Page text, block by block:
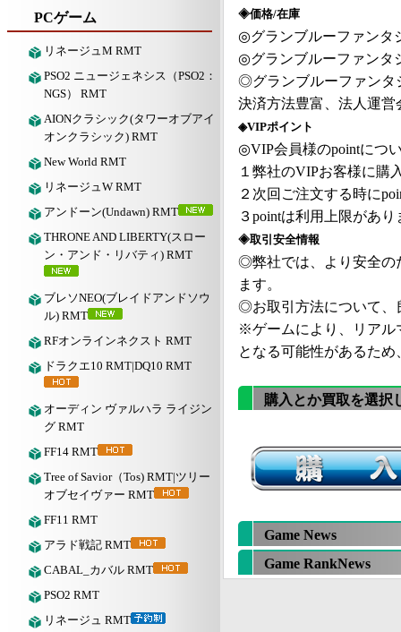
PCゲーム
リネージュM RMT
PSO2 ニュージェネシス（PSO2：
NGS） RMT
AIONクラシック(タワーオブアイ
オンクラシック) RMT
New World RMT
リネージュW RMT
アンドーン(Undawn) RMT
THRONE AND LIBERTY(スロー
ン・アンド・リバティ) RMT
ブレソNEO(ブレイドアンドソウ
ル) RMT
RFオンラインネクスト RMT
ドラクエ10 RMT|DQ10 RMT
オーディン ヴァルハラ ライジン
グ RMT
FF14 RMT
Tree of Savior（Tos) RMT|ツリー
オブセイヴァー RMT
FF11 RMT
アラド戦記 RMT
CABAL_カバル RMT
PSO2 RMT
リネージュ RMT
◈価格/在庫
◎グランブルーファンタ
◎グランブルーファンタ
◎グランブルーファンタ
決済方法豊富、法人運
◈VIPポイント
◎VIP会員様のpointにつ
１弊社のVIPお客様に購
２次回ご注文する時に
３pointは利用上限があ
◈取引安全情報
◎弊社では、より安全の
ます。
◎お取引方法について、
※ゲームにより、リアル
となる可能性があるた
購入とか買取を選択
Game News
Game RankNews